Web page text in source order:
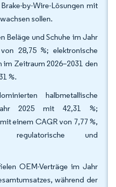
by-Wire-Lösungen mit
sollen.
Beläge und Schuhe im Jahr
28,75 %; elektronische
im Zeitraum 2026–2031 den
%.
halbmetallische
2025 mit 42,31 %;
einem CAGR von 7,77 %,
regulatorische und
OEM-Verträge im Jahr
während der